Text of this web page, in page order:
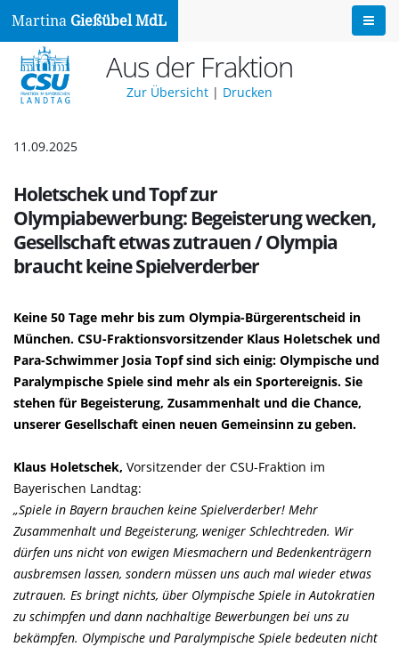
Martina Gießübel MdL
Aus der Fraktion
Zur Übersicht | Drucken
11.09.2025
Holetschek und Topf zur
Olympiabewerbung: Begeisterung wecken,
Gesellschaft etwas zutrauen / Olympia
braucht keine Spielverderber
Keine 50 Tage mehr bis zum Olympia-Bürgerentscheid in
München. CSU-Fraktionsvorsitzender Klaus Holetschek und
Para-Schwimmer Josia Topf sind sich einig: Olympische und
Paralympische Spiele sind mehr als ein Sportereignis. Sie
stehen für Begeisterung, Zusammenhalt und die Chance,
unserer Gesellschaft einen neuen Gemeinsinn zu geben.
Klaus Holetschek, Vorsitzender der CSU-Fraktion im
Bayerischen Landtag:
Spiele in Bayern brauchen keine Spielverderber! Mehr
Zusammenhalt und Begeisterung, weniger Schlechtreden. Wir
dürfen uns nicht von ewigen Miesmachern und Bedenkenträgern
ausbremsen lassen, sondern müssen uns auch mal wieder etwas
zutrauen. Es bringt nichts, über Olympische Spiele in Autokratien
zu schimpfen und dann nachhaltige Bewerbungen bei uns zu
bekämpfen. Olympische und Paralympische Spiele bedeuten nicht